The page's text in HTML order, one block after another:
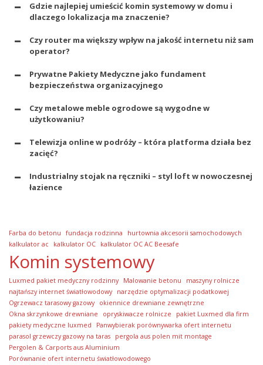
Gdzie najlepiej umieścić komin systemowy w domu i
dlaczego lokalizacja ma znaczenie?
Czy router ma większy wpływ na jakość internetu niż sam
operator?
Prywatne Pakiety Medyczne jako fundament
bezpieczeństwa organizacyjnego
Czy metalowe meble ogrodowe są wygodne w
użytkowaniu?
Telewizja online w podróży – która platforma działa bez
zacięć?
Industrialny stojak na ręczniki – styl loft w nowoczesnej
łazience
Farba do betonu fundacja rodzinna
hurtownia akcesorii samochodowych
kalkulator ac
kalkulator OC kalkulator OC AC Beesafe
Komin systemowy
Luxmed pakiet medyczny rodzinny Malowanie betonu
maszyny rolnicze
najtańszy internet światłowodowy
narzędzie optymalizacji podatkowej
Ogrzewacz tarasowy gazowy
okiennice drewniane zewnętrzne
Okna skrzynkowe drewniane
opryskiwacze rolnicze
pakiet Luxmed dla firm
pakiety medyczne luxmed
Panwybierak porównywarka ofert internetu
parasol grzewczy gazowy na taras
pergola aus polen mit montage
Pergolen & Carports aus Aluminium
Porównanie ofert internetu światłowodowego